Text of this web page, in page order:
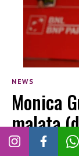
NEWS
Monica
malata
la